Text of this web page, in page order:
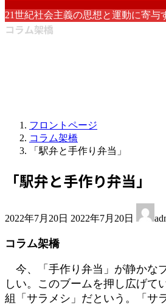
21世紀社会主義の思想と運動に寄与
コラム架橋
フロントページ
コラム架橋
「駅弁と手作り弁当」
「駅弁と手作り弁当」
2022年7月20日 終
時
:
2022年7月20日
コラム架橋
今、「手作り弁当」が静かな
しい。このブームを押し広げて
組「サラメシ」だという。「サ